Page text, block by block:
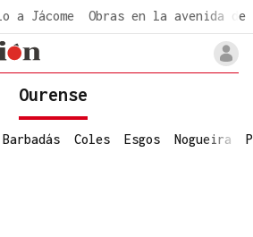
a Jácome Obras en la avenida de
Ourense
Barbadás Coles Esgos Nogueira